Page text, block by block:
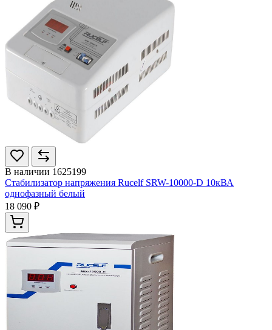
В наличии 1625199
Стабилизатор напряжения Rucelf SRW-10000-D 10кВА
однофазный белый
18 090 ₽